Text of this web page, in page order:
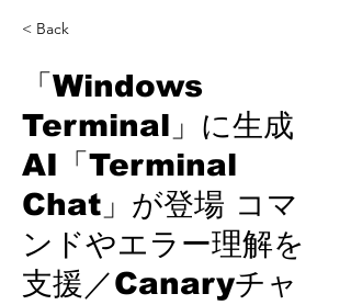
< Back
「Windows
Terminal」に生成
AI「Terminal
Chat」が登場 コマ
ンドやエラー理解を
支援／Canaryチャ